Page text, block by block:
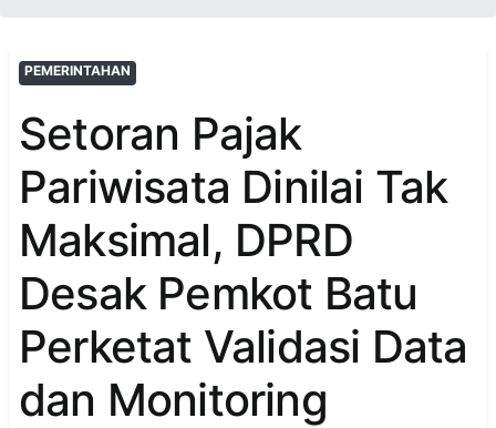
PEMERINTAHAN
Setoran Pajak
Pariwisata Dinilai Tak
Maksimal, DPRD
Desak Pemkot Batu
Perketat Validasi Data
dan Monitoring